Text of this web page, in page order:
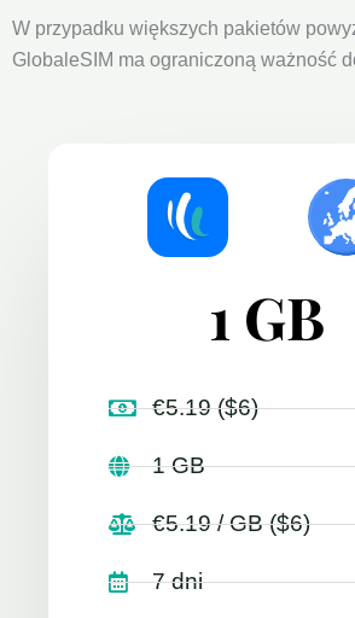
W przypadku większych pakietów
GlobaleSIM ma ograniczoną ważność
1 GB
€5.19 ($6)
1 GB
€5.19 / GB ($6)
7 dni